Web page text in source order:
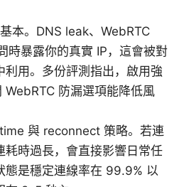
本。DNS leak、WebRTC
時暴露你的真實 IP，這會被對
利用。多份評測指出，啟用強
WebRTC 防漏選項能降低風
與 reconnect 策略。若連
耗時過長，會直接影響日常任
態是穩定連線率在 99.9% 以